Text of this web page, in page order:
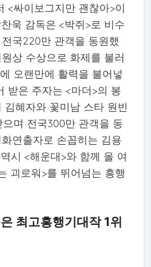
<싸이보그지만 괜찮아>이
욱 감독은 <박쥐>로 비수
국220만 관객을 동원했
상 수상으로 화제를 불러
오랜만에 활력을 불어넣
받은 주자는 <마더>의 봉
김혜자와 꽃미남 스타 원빈
며 전국300만 관객을 동
연출자로 손꼽히는 김용
시 <해운대>와 함께 올 여
괴로워>를 뛰어넘는 흥행
최고흥행기대작 1위